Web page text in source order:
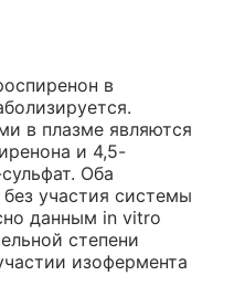
в
в плазме являются
и 4,5-
Оба
участия системы
данным in vitro
степени
изофермента